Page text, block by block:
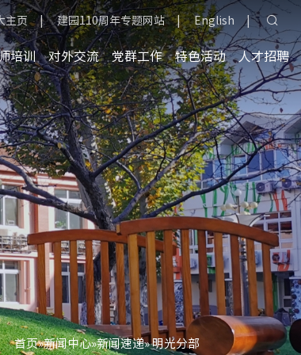
主页 | 建园110周年专题网站 | English |
培训 对外交流 党群工作 特色活动 人才招聘
首页»新闻中心»新闻速递» 明光分部